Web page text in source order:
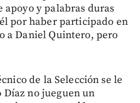
y palabras duras
por haber participado en
a Daniel Quintero, pero
de la Selección se le
Díaz no jueguen un